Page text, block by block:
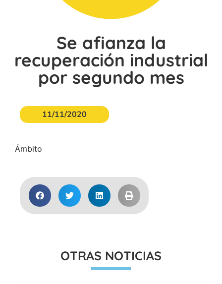
Se afianza la
recuperación industrial
por segundo mes
11/11/2020
Ámbito
OTRAS NOTICIAS